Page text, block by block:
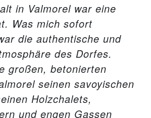
in Valmorel war eine
Was mich sofort
die authentische und
des Dorfes.
großen, betonierten
seinen savoyischen
Holzchalets,
und engen Gassen